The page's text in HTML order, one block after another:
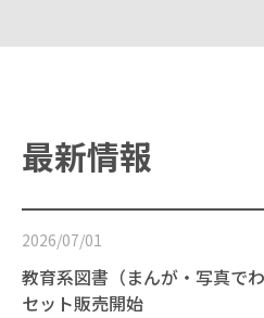
最新情報
2026/07/01
教育系図書（まんが・写真で
セット販売開始